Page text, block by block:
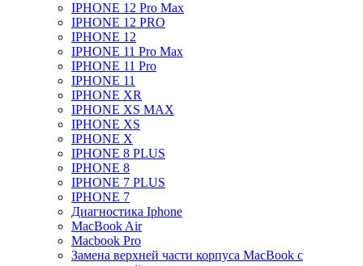
IPHONE 12 Pro Max
IPHONE 12 PRO
IPHONE 12
IPHONE 11 Pro Max
IPHONE 11 Pro
IPHONE 11
IPHONE XR
IPHONE XS MAX
IPHONE XS
IPHONE X
IPHONE 8 PLUS
IPHONE 8
IPHONE 7 PLUS
IPHONE 7
Диагностика Iphone
MacBook Air
Macbook Pro
Замена верхней части корпуса MacBook с